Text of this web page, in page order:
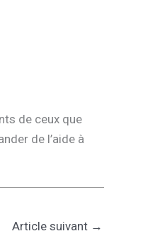
de ceux que
de l’aide à
Article suivant →